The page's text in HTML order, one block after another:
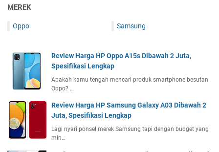
MEREK
Oppo Samsung
Review Harga HP Oppo A15s Dibawah 2 Juta,
Spesifikasi Lengkap
Apakah kamu tengah mencari produk smartphone besutan
Oppo? …
Review Harga HP Samsung Galaxy A03 Dibawah 2
Juta, Spesifikasi Lengkap
Lagi nyari ponsel merek Samsung tapi dengan budget yang
min…